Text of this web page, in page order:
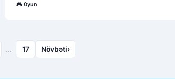
🎮 Oyun
… 17 Növbəti›